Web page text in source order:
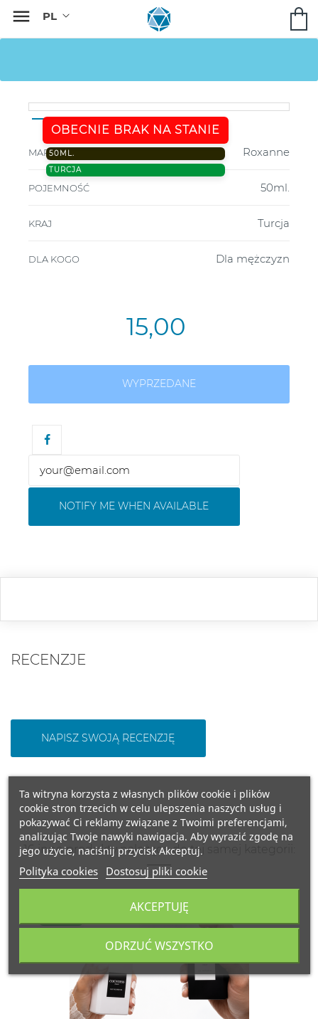

OBECNIE BRAK NA STANIE
50ML.
TURCJA
MARKA Roxanne
POJEMNOŚĆ 50ml.
KRAJ Turcja
DLA KOGO Dla mężczyzn
15,00
WYPRZEDANE
NOTIFY ME WHEN AVAILABLE
RECENZJE
NAPISZ SWOJĄ RECENZJĘ
16 inne produkty należące do tej samej kategorii:
Ta witryna korzysta z własnych plików cookie i plików
cookie stron trzecich w celu ulepszenia naszych usług i
pokazywać Ci reklamy związane z Twoimi preferencjami,
analizując Twoje nawyki nawigacja. Aby wyrazić zgodę na
jego użycie, naciśnij przycisk Akceptuj.
Polityka cookies Dostosuj pliki cookie
ODRZUĆ WSZYSTKO
AKCEPTUJĘ